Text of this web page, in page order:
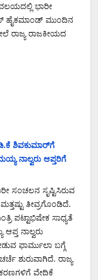
ಭಾರೀ
ಹೈಕಮಾಂಡ್ ಮುಂದಿನ
ರಾಜ್ಯ ರಾಜಕೀಯದ
ಶಿವಕುಮಾರ್‌ಗೆ
ನಾಲ್ವರು ಆಪ್ತರಿಗೆ
ಸಂಚಲನ ಸೃಷ್ಟಿಸಿರುವ
ತೀವ್ರಗೊಂಡಿದೆ.
ಪಟ್ಟಾಭಿಷೇಕ ಸಾಧ್ಯತೆ
ಆಪ್ತ ನಾಲ್ವರು
ಫಾರ್ಮುಲಾ ಬಗ್ಗೆ
ಶುರುವಾಗಿದೆ. ರಾಜ್ಯ
ವೇದಿಕೆ